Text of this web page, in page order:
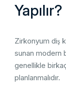
Yapılır?
Zirkonyum diş
sunan modern
genellikle
planlanmalıdır.